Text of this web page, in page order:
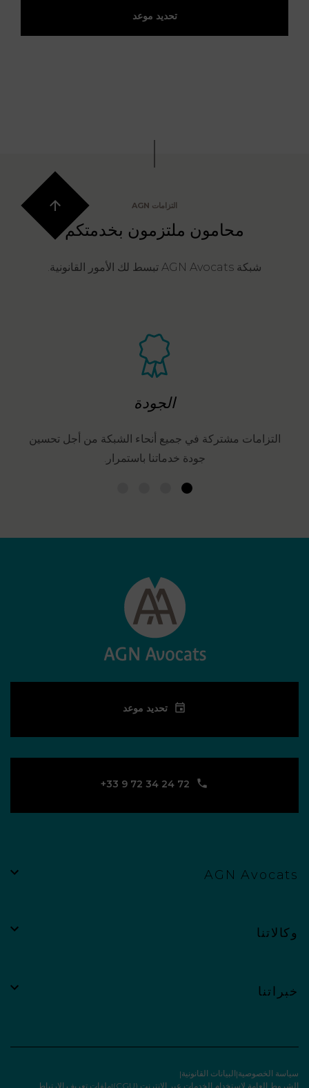
تحديد موعد
التزامات AGN
محامون ملتزمون بخدمتكم
شبكة AGN Avocats تبسط لك الأمور القانونية.
الجودة
التزامات مشتركة في جميع أنحاء الشبكة من أجل تحسين
جودة خدماتنا باستمرار.
تحديد موعد
‪+33 9 72 34 24 72‬
AGN Avocats
وكالاتنا
خبراتنا
سياسة الخصوصية البيانات القانونية
الشروط العامة لاستخدام الخدمات عبر الإنترنت (CGU)
ملفات تعريف الارتباط